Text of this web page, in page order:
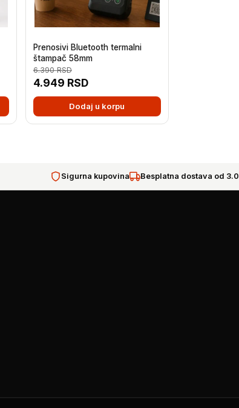
Prenosivi Bluetooth termalni
štampač 58mm
4.949 RSD
6.390RSD
Dodaj u korpu
Sigurna kupovina Besplatna dostava od